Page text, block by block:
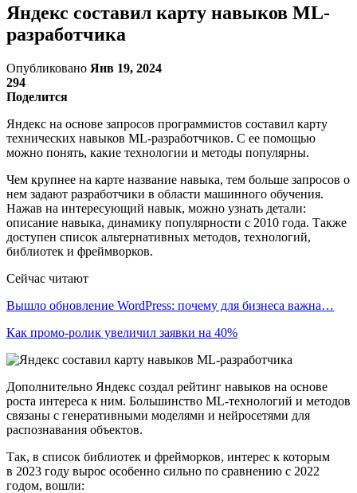
Яндекс составил карту навыков ML-
разработчика
Опубликовано Янв 19, 2024
294
Поделится
Яндекс на основе запросов программистов составил карту
технических навыков ML-разработчиков. С ее помощью
можно понять, какие технологии и методы популярны.
Чем крупнее на карте название навыка, тем больше запросов о
нем задают разработчики в области машинного обучения.
Нажав на интересующий навык, можно узнать детали:
описание навыка, динамику популярности с 2010 года. Также
доступен список альтернативных методов, технологий,
библиотек и фреймворков.
Сейчас читают
Вышло обновление WordPress: почему для бизнеса важна…
Как промо-ролик увеличил заявки на 40%
Дополнительно Яндекс создал рейтинг навыков на основе
роста интереса к ним. Большинство ML-технологий и методов
связаны с генеративными моделями и нейросетями для
распознавания объектов.
Так, в список библиотек и фрейморков, интерес к которым
в 2023 году вырос особенно сильно по сравнению с 2022
годом, вошли: